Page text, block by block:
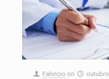
Fabricio on